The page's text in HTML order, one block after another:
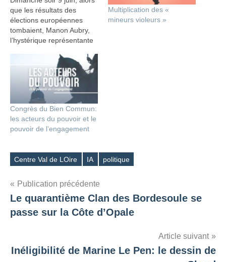
que les résultats des
élections européennes
tombaient, Manon Aubry,
l’hystérique représentante
« un système qui s’apprête
à dire plutôt Hitler que le
Front populaire ».
Anticipant de quelques
heures la recomposition de
la gauche islamogauchiste
et wokiste autour d’un
regroupement dénommé
Multiplication des «
mineurs violeurs »
Congrès du Bien Commun:
les acteurs du pouvoir et le
pouvoir de l’engagement
Étiquettes
Centre Val de LOire IA politique
Navigation
de
Publication précédente
Le quarantième Clan des Bordesoule se
passe sur la Côte d’Opale
Article suivant
Inéligibilité de Marine Le Pen: le dessin de